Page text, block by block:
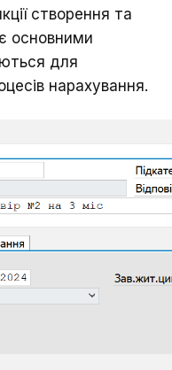
створення та
основними
для
нарахування.